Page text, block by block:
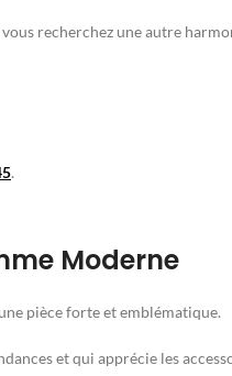
recherchez une autre
.
Moderne
pièce forte et emblématique.
et qui apprécie les